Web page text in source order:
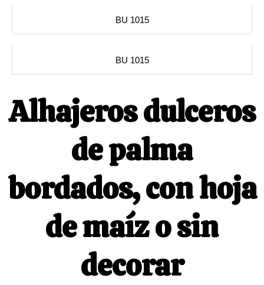
BU 1015
BU 1015
Alhajeros dulceros
de palma
bordados, con hoja
de maíz o sin
decorar